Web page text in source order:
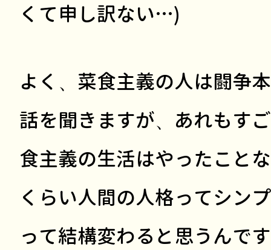
くて申し訳ない…)
よく、菜食主義の人は闘争
話を聞きますが、あれもす
食主義の生活はやったこと
くらい人間の人格ってシン
って結構変わると思うんで